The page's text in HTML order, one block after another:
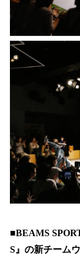
■BEAMS
S』の新チーム